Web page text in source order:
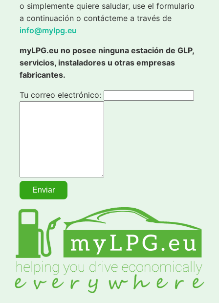
o simplemente quiere saludar, use el formulario
a continuación o contácteme a través de
info@mylpg.eu
myLPG.eu no posee ninguna estación de GLP,
servicios, instaladores u otras empresas
fabricantes.
Tu correo electrónico: